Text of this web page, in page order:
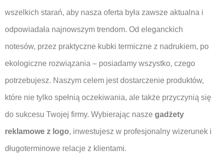
wszelkich starań, aby nasza oferta była zawsze aktualna i
odpowiadała najnowszym trendom. Od eleganckich
notesów, przez praktyczne kubki termiczne z nadrukiem, po
ekologiczne rozwiązania – posiadamy wszystko, czego
potrzebujesz. Naszym celem jest dostarczenie produktów,
które nie tylko spełnią oczekiwania, ale także przyczynią się
do sukcesu Twojej firmy. Wybierając nasze gadżety
reklamowe z logo, inwestujesz w profesjonalny wizerunek i
długoterminowe relacje z klientami.